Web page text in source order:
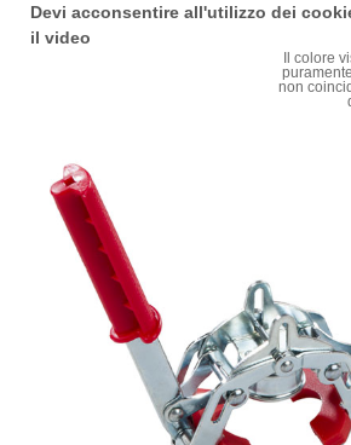
Devi acconsentire all'utilizzo dei
il video
Il colore
non